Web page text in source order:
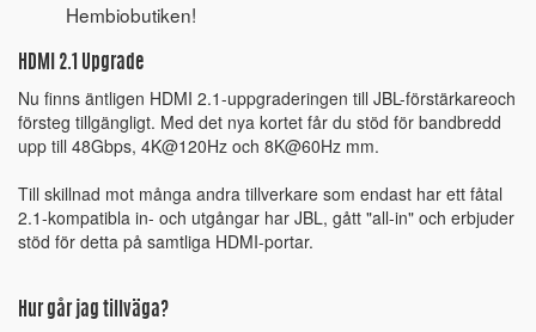
Hembiobutiken!
HDMI 2.1 Upgrade
Nu finns äntligen HDMI 2.1-uppgraderingen till JBL-förstärkareoch
försteg tillgängligt. Med det nya kortet får du stöd för bandbredd
upp till 48Gbps, 4K@120Hz och 8K@60Hz mm.
Till skillnad mot många andra tillverkare som endast har ett fåtal
2.1-kompatibla in- och utgångar har JBL, gått "all-in" och erbjuder
stöd för detta på samtliga HDMI-portar.
Hur går jag tillväga?